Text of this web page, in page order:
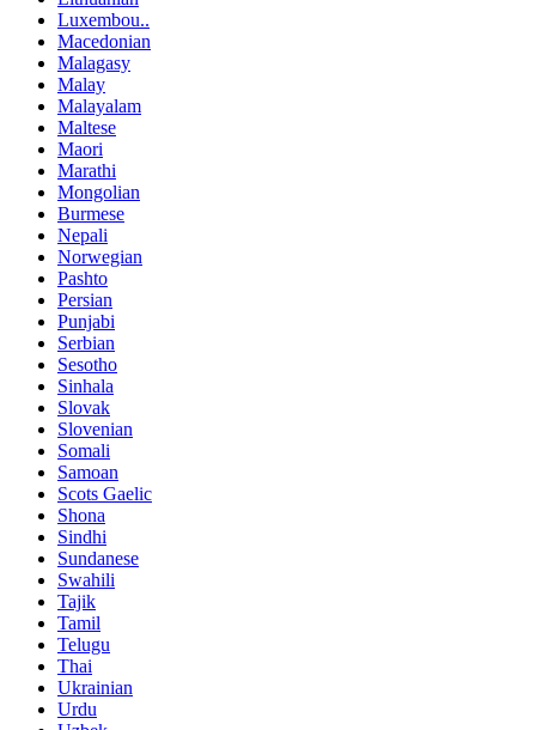
Luxembou..
Macedonian
Malagasy
Malay
Malayalam
Maltese
Maori
Marathi
Mongolian
Burmese
Nepali
Norwegian
Pashto
Persian
Punjabi
Serbian
Sesotho
Sinhala
Slovak
Slovenian
Somali
Samoan
Scots Gaelic
Shona
Sindhi
Sundanese
Swahili
Tajik
Tamil
Telugu
Thai
Ukrainian
Urdu